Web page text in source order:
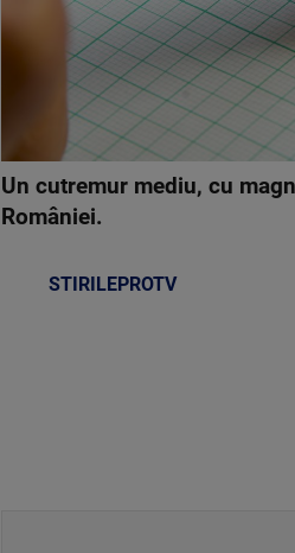
Un cutremur mediu, cu
României.
STIRILEPROTV